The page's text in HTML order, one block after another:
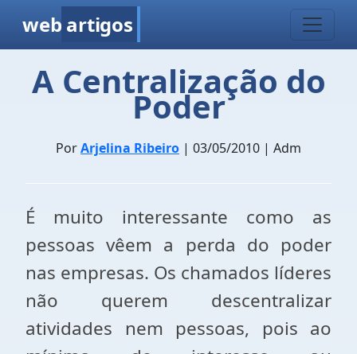
web artigos
A Centralização do
Poder
PorArjelina Ribeiro | 03/05/2010 | Adm
É muito interessante como as
pessoas vêem a perda do poder
nas empresas. Os chamados líderes
não querem descentralizar
atividades nem pessoas, pois ao